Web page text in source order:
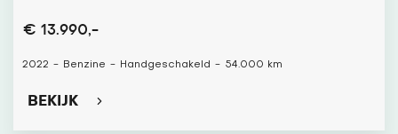
€ 13.990,-
2022 - Benzine - Handgeschakeld - 54.000 km
BEKIJK